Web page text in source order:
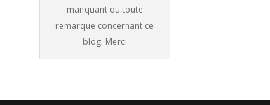
manquant ou toute
remarque concernant ce
blog. Merci